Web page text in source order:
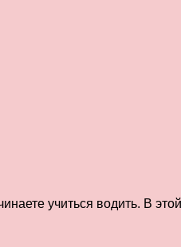
учиться водить. В